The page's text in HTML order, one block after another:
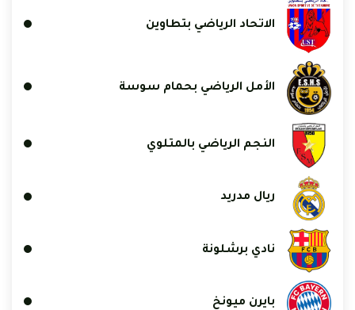
الاتحاد الرياضي بتطاوين
الأمل الرياضي بحمام سوسة
النجم الرياضي بالمتلوي
ريال مدريد
نادي برشلونة
بايرن ميونخ